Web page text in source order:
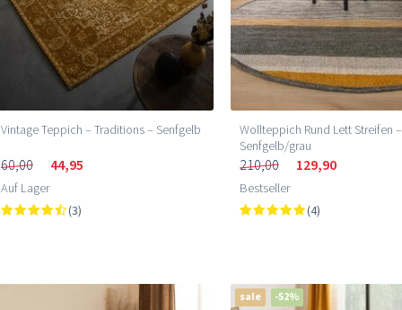
Vintage Teppich – Traditions – Senfgelb
60,00 44,95
Auf Lager
(3)
Wollteppich Rund Lett Streifen –
Senfgelb/grau
210,00 129,90
Bestseller
(4)
sale -52%